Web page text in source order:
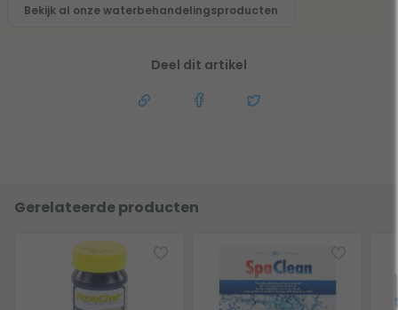
Bekijk al onze waterbehandelingsproducten
Deel dit artikel
Gerelateerde producten